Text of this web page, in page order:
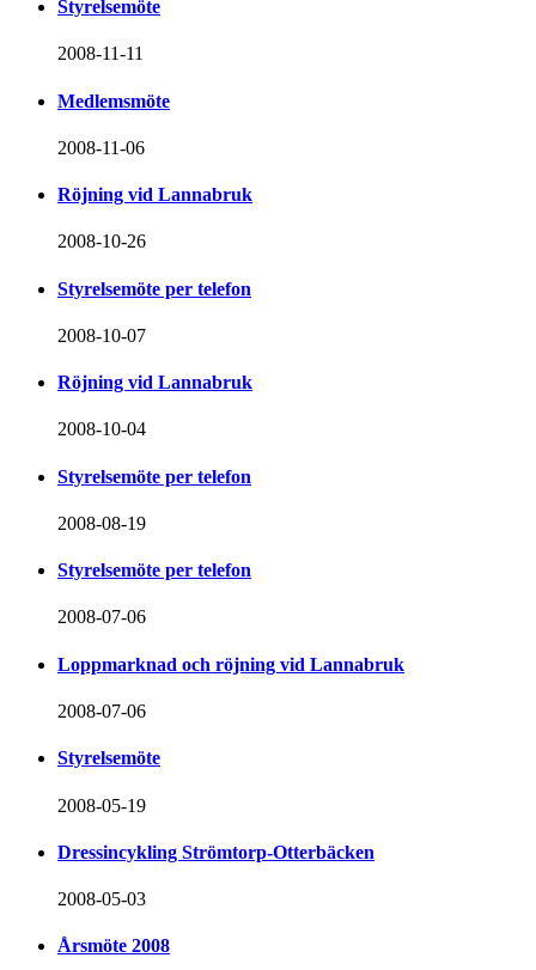
Styrelsemöte
2008-11-11
Medlemsmöte
2008-11-06
Röjning vid Lannabruk
2008-10-26
Styrelsemöte per telefon
2008-10-07
Röjning vid Lannabruk
2008-10-04
Styrelsemöte per telefon
2008-08-19
Styrelsemöte per telefon
2008-07-06
Loppmarknad och röjning vid Lannabruk
2008-07-06
Styrelsemöte
2008-05-19
Dressincykling Strömtorp-Otterbäcken
2008-05-03
Årsmöte 2008